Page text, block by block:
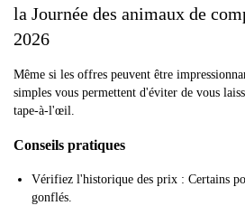
la Journée des animaux de
2026
Même si les offres peuvent être
simples vous permettent d'éviter de vous
tape-à-l'œil.
Conseils pratiques
Vérifiez l'historique des prix : Certains
gonflés.